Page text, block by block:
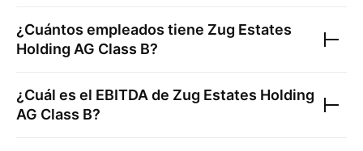
¿Cuántos empleados tiene Zug Estates
Holding AG Class B?
¿Cuál es el EBITDA de Zug Estates Holding
AG Class B?